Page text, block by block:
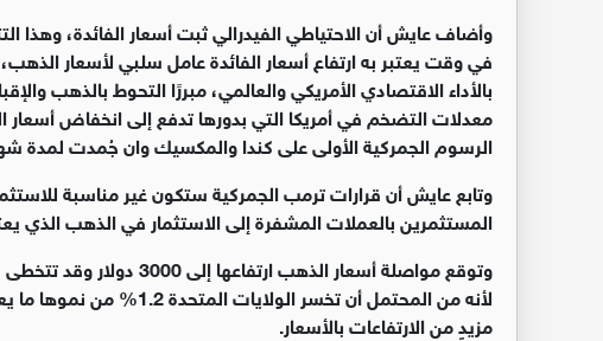
وأضاف عايش أن الاحتياطي الفيدرالي ثبت أسعار الفائدة، وهذا
في وقت يعتبر به ارتفاع أسعار الفائدة عامل سلبي لأسعار
بالأداء الاقتصادي الأمريكي والعالمي، مبررًا التحوط بالذهب
معدلات التضخم في أمريكا التي بدورها تدفع إلى انخفاض
الرسوم الجمركية الأولى على كندا والمكسيك وان جُمدت لمدة
وتابع عايش أن قرارات ترمب الجمركية ستكون غير مناسبة
المستثمرين بالعملات المشفرة إلى الاستثمار في الذهب الذي
وتوقع مواصلة أسعار
لأنه من المحتمل أن تخسر
مزيدٍ من الارتفاعات بالأسعار.